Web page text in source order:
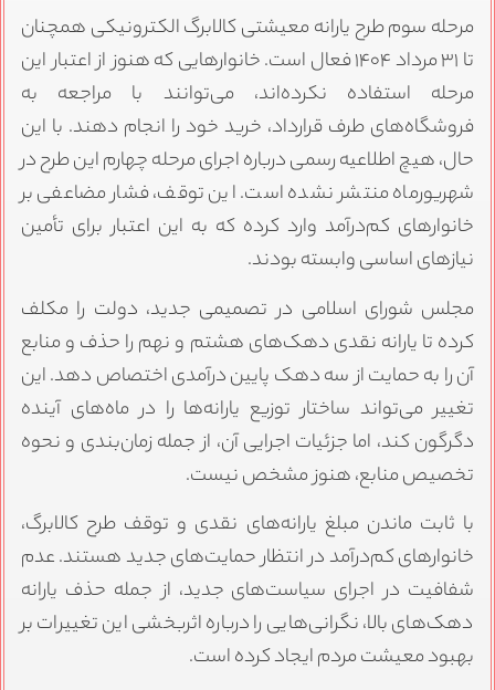
مرحله سوم طرح یارانه معیشتی کالابرگ الکترونیکی همچنان
تا ۳۱ مرداد ۱۴۰۴ فعال است. خانوارهایی که هنوز از اعتبار این
مرحله استفاده نکرده‌اند، می‌توانند با مراجعه به
فروشگاه‌های طرف قرارداد، خرید خود را انجام دهند. با این
حال، هیچ اطلاعیه رسمی درباره اجرای مرحله چهارم این طرح در
شهریورماه منتشر نشده است. این توقف، فشار مضاعفی بر
خانوارهای کم‌درآمد وارد کرده که به این اعتبار برای تأمین
نیازهای اساسی وابسته بودند.
مجلس شورای اسلامی در تصمیمی جدید، دولت را مکلف
کرده تا یارانه نقدی دهک‌های هشتم و نهم را حذف و منابع
آن را به حمایت از سه دهک پایین درآمدی اختصاص دهد. این
تغییر می‌تواند ساختار توزیع یارانه‌ها را در ماه‌های آینده
دگرگون کند، اما جزئیات اجرایی آن، از جمله زمان‌بندی و نحوه
تخصیص منابع، هنوز مشخص نیست.
با ثابت ماندن مبلغ یارانه‌های نقدی و توقف طرح کالابرگ،
خانوارهای کم‌درآمد در انتظار حمایت‌های جدید هستند. عدم
شفافیت در اجرای سیاست‌های جدید، از جمله حذف یارانه
دهک‌های بالا، نگرانی‌هایی را درباره اثربخشی این تغییرات بر
بهبود معیشت مردم ایجاد کرده است.